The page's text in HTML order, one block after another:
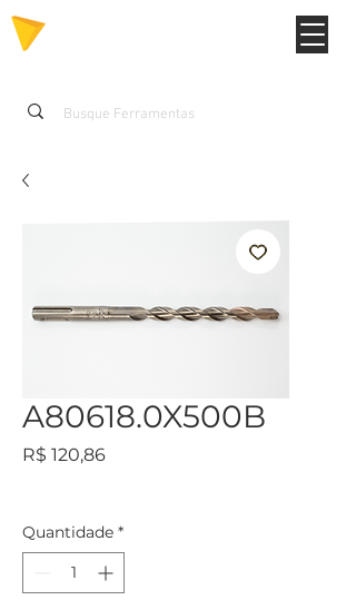
A80618.0X500B
R$ 120,86Preço
Quantidade *